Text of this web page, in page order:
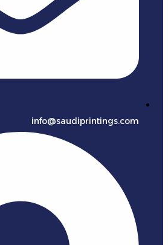
info@saudiprintings.com